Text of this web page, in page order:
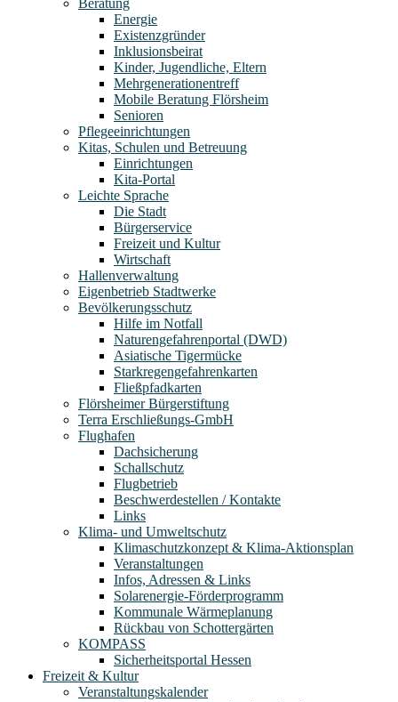
Beratung
Energie
Existenzgründer
Inklusionsbeirat
Kinder, Jugendliche, Eltern
Mehrgenerationentreff
Mobile Beratung Flörsheim
Senioren
Pflegeeinrichtungen
Kitas, Schulen und Betreuung
Einrichtungen
Kita-Portal
Leichte Sprache
Die Stadt
Bürgerservice
Freizeit und Kultur
Wirtschaft
Hallenverwaltung
Eigenbetrieb Stadtwerke
Bevölkerungsschutz
Hilfe im Notfall
Naturengefahrenportal (DWD)
Asiatische Tigermücke
Starkregengefahrenkarten
Fließpfadkarten
Flörsheimer Bürgerstiftung
Terra Erschließungs-GmbH
Flughafen
Dachsicherung
Schallschutz
Flugbetrieb
Beschwerdestellen / Kontakte
Links
Klima- und Umweltschutz
Klimaschutzkonzept & Klima-Aktionsplan
Veranstaltungen
Infos, Adressen & Links
Solarenergie-Förderprogramm
Kommunale Wärmeplanung
Rückbau von Schottergärten
KOMPASS
Sicherheitsportal Hessen
Freizeit & Kultur
Veranstaltungskalender